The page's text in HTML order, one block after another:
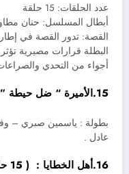
عدد الحلقات: 15 حلقة
أبطال المسلسل: حنان
القصة: تدور القصة في
البطلة قرارات مصيرية
أجواء من التحدي
15.الأميرة “ ضل حيطة ” : ( 15 حلقة )
بطولة : ياسمين صبري –
عادل .
16.أهل الخطايا : ( 15 حلقة )